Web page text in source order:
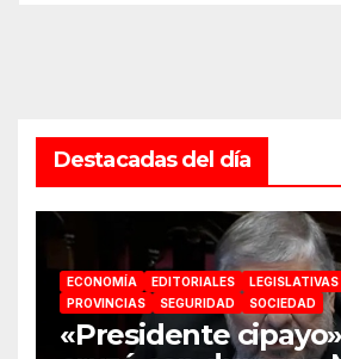
Destacadas del día
ECONOMÍA EDITORIALES LEGISLATIVAS
PROVINCIAS
SEGURIDAD SOCIEDAD
«Presidente